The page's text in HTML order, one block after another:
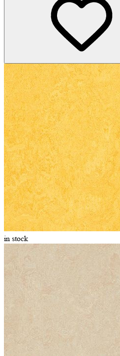
in stock